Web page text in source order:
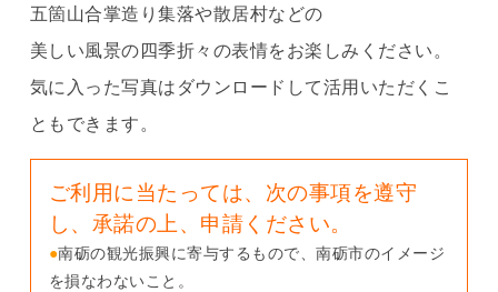
五箇山合掌造り集落や散居村などの
美しい風景の四季折々の表情をお楽しみください。
気に入った写真はダウンロードして活用いただくこ
ともできます。
ご利用に当たっては、次の事項を遵守
し、承諾の上、申請ください。
●南砺の観光振興に寄与するもので、南砺市のイメージ
を損なわないこと。